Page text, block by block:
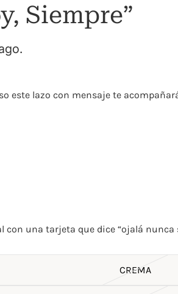
Siempre”
este lazo con mensaje te
con una tarjeta que dice “ojalá nunca
CREMA